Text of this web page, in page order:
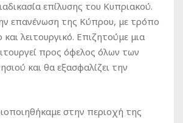
επίλυσης του Κυπριακού.
επανένωση της Κύπρου, με τρόπο
και λειτουργικό. Επιζητούμε μια
προς όφελος όλων των
και θα εξασφαλίζει την
στην περιοχή της